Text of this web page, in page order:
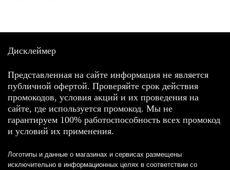
Дисклеймер
Представленная на сайте информация не является
публичной офертой. Проверяйте срок действия
промокодов, условия акций и их проведения на
сайте, где используется промокод. Мы не
гарантируем 100% работоспособность всех промокод
и условий их применения.
Логотипы и данные о магазинах и сервисах размещены
исключительно в информационных целях в соответствии со